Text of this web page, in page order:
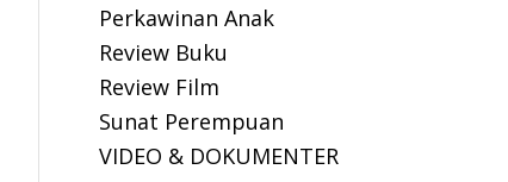
Perkawinan Anak
Review Buku
Review Film
Sunat Perempuan
VIDEO & DOKUMENTER